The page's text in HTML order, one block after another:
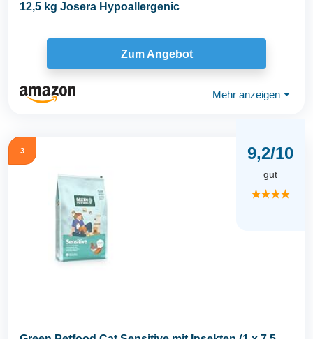
12,5 kg Josera Hypoallergenic
Zum Angebot
Mehr anzeigen ⏷
3 9,2/10
gut
★★★★